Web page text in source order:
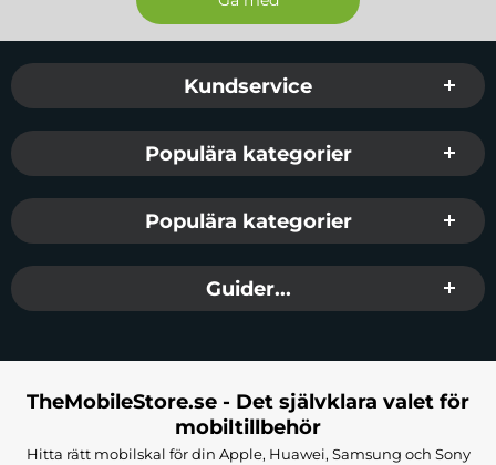
Sidfot Blandad info och länkar
Kundservice
Populära kategorier
Populära kategorier
Guider...
TheMobileStore.se - Det självklara valet för
mobiltillbehör
Hitta rätt mobilskal för din Apple, Huawei, Samsung och Sony